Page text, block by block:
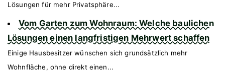
Lösungen für mehr Privatsphäre...
Vom Garten zum Wohnraum: Welche baulichen
Lösungen einen langfristigen Mehrwert schaffen
Einige Hausbesitzer wünschen sich grundsätzlich mehr
Wohnfläche, ohne direkt einen...